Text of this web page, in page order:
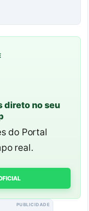
direto no seu
do Portal
real.
PUBLICIDADE